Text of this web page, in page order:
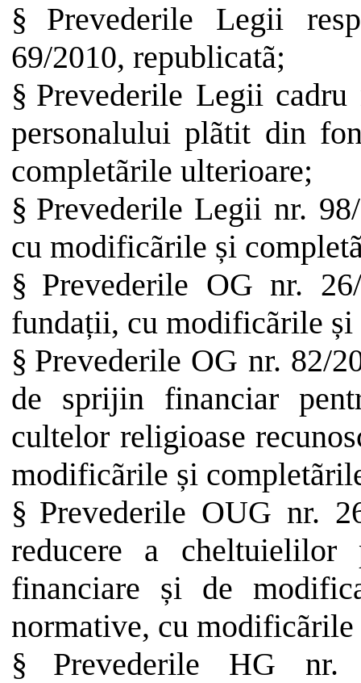
§
Prevederile Legii
69/2010, republicatã;
§ Prevederile Legii
personalului plãtit din
completãrile ulterioare;
§ Prevederile Legii nr.
cu modificãrile și
§ Prevederile OG nr.
fundații, cu modificãrile
§ Prevederile OG nr. 82/
de sprijin financiar
cultelor religioase
modificãrile și
§ Prevederile OUG nr.
reducere a
financiare și de
normative, cu
§
Prevederile HG nr.